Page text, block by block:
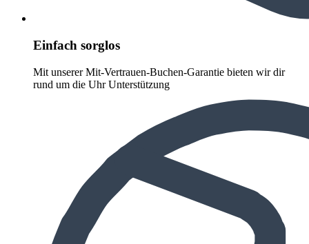
Einfach sorglos
Mit unserer Mit-Vertrauen-Buchen-Garantie bieten wir dir
rund um die Uhr Unterstützung